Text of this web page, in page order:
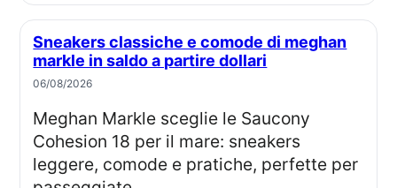
Sneakers classiche e comode di meghan
markle in saldo a partire dollari
06/08/2026
Meghan Markle sceglie le Saucony
Cohesion 18 per il mare: sneakers
leggere, comode e pratiche, perfette per